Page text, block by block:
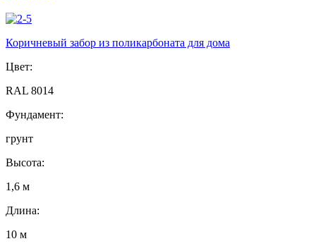
Коричневый забор из поликарбоната для дома
Цвет:
RAL 8014
Фундамент:
грунт
Высота:
1,6 м
Длина:
10 м